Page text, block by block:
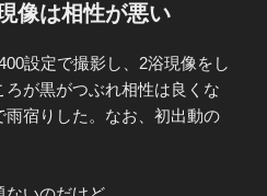
像は相性が悪い
設定で撮影し、2浴現像をし
が黒がつぶれ相性は良くな
宿りした。なお、初出動の